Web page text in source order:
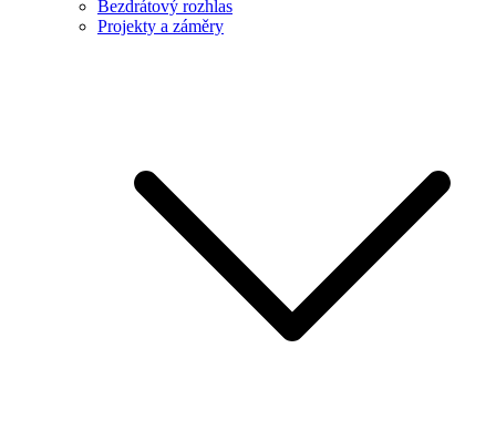
Bezdrátový rozhlas
Projekty a záměry